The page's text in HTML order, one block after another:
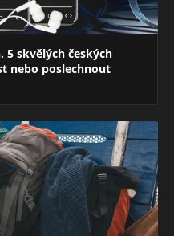
5 skvělých českých
nebo poslechnout